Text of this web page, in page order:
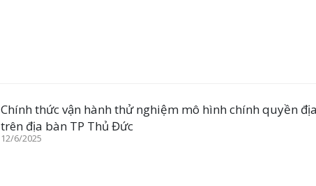
Chính thức vận hành thử nghiệm mô hình chính quyền
trên địa bàn TP Thủ Đức
12/6/2025